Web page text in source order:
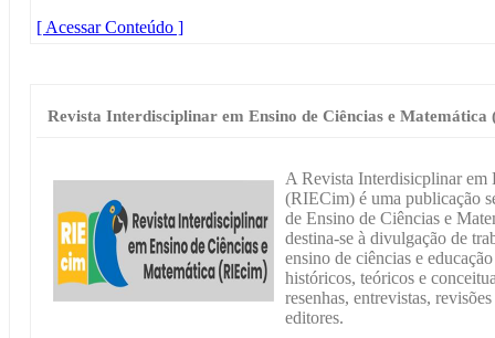
[ Acessar Conteúdo ]
Revista Interdisciplinar em Ensino de Ciências e Matemática
A Revista Interdisicplinar em
(RIECim) é uma publicação
de Ensino de Ciências e
destina-se à divulgação de
ensino de ciências e
históricos, teóricos e
resenhas, entrevistas,
editores.